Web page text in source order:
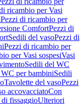
ricambio per Vasi
Pezzi di ricambio per
ComfortPezzi di
Sedili del vasoPezzi di
Pezzi di ricambio per
per Vasi sospesiVasi
Sedili del WC
per bambiniSedili
Tavolette del vasoPezzi
accovacciatoCon
fissaggioUlteriori